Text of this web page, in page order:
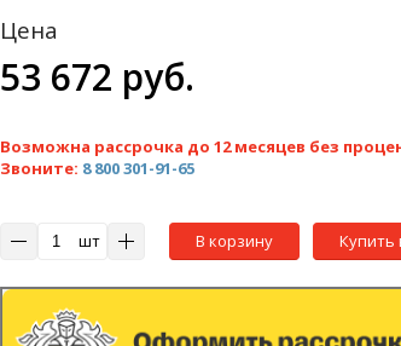
Цена
53 672 руб.
Возможна рассрочка до 12 месяцев без
Звоните: 8 800 301-91-65
шт В корзину Купить